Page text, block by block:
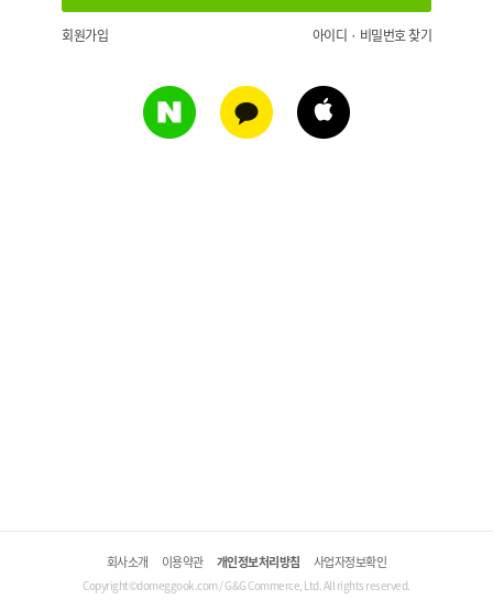
회원가입 아이디 · 비밀번호 찾기
회사소개 이용약관 개인정보처리방침 사업자정보확인
Copyright©domeggook.com / G&G Commerce, Ltd. All rights reserved.